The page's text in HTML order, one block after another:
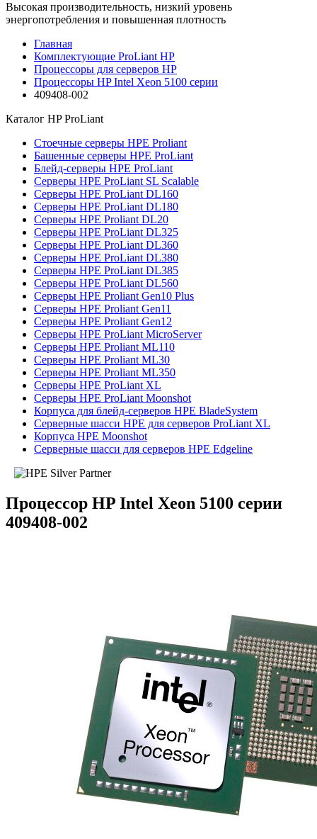
Высокая производительность, низкий уровень
энергопотребления и повышенная плотность
Главная
Комплектующие ProLiant HP
Процессоры для серверов HP
Процессоры HP Intel Xeon 5100 серии
409408-002
Каталог HP ProLiant
Стоечные серверы HPE Proliant
Башенные серверы HPE ProLiant
Блейд-серверы HPE ProLiant
Серверы HPE ProLiant SL Scalable
Серверы HPE ProLiant DL160
Серверы HPE ProLiant DL180
Серверы HPE Proliant DL20
Серверы HPE ProLiant DL325
Серверы HPE ProLiant DL360
Серверы HPE ProLiant DL380
Серверы HPE ProLiant DL385
Серверы HPE ProLiant DL560
Серверы HPE Proliant Gen10 Plus
Серверы HPE Proliant Gen11
Серверы HPE Proliant Gen12
Серверы HPE ProLiant MicroServer
Серверы HPE Proliant ML110
Серверы HPE Proliant ML30
Серверы HPE Proliant ML350
Серверы HPE ProLiant XL
Серверы HPE ProLiant Moonshot
Корпуса для блейд-серверов HPE BladeSystem
Серверные шасси HPE для серверов ProLiant XL
Корпуса HPE Moonshot
Серверные шасси для серверов HPE Edgeline
Процессор HP Intel Xeon 5100 серии
409408-002